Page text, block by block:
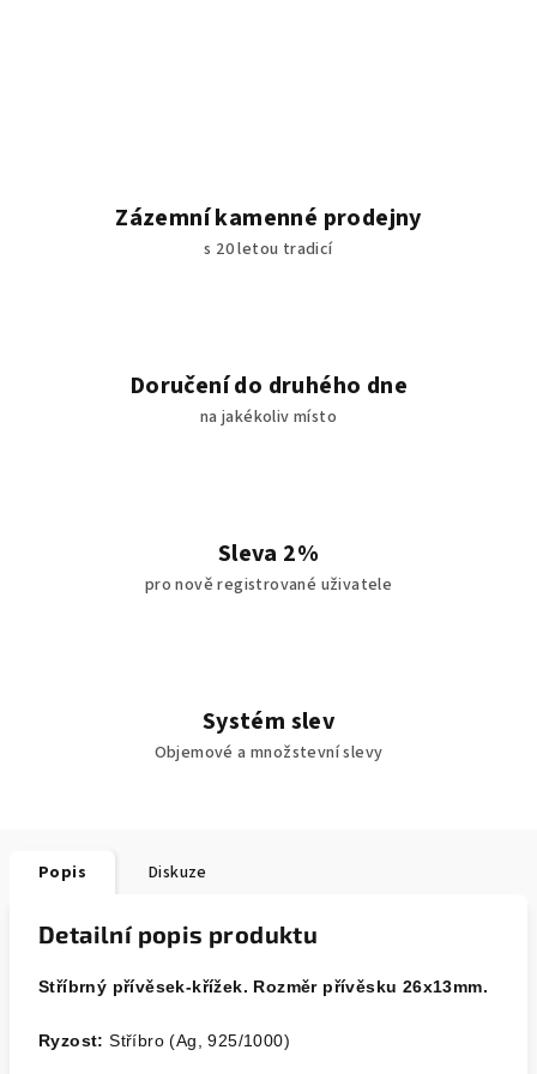
Zázemní kamenné prodejny
s 20 letou tradicí
Doručení do druhého dne
na jakékoliv místo
Sleva 2%
pro nově registrované uživatele
Systém slev
Objemové a množstevní slevy
Popis Diskuze
Detailní popis produktu
Stříbrný přívěsek-křížek. Rozměr přívěsku 26x13mm.
Ryzost:Stříbro (Ag, 925/1000)